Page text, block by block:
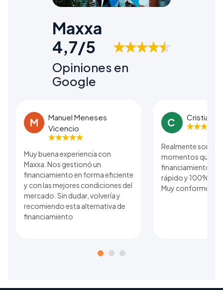
Maxxa
4,7/5
Opiniones en
Google
M
Manuel Meneses
Vicencio
Muy buena experiencia con
Maxxa. Nos gestionó un
financiamiento en forma eficiente
y con las mejores condiciones del
mercado. Sin dudar, volvería y
recomiendo esta alternativa de
financiamiento
C Cristian
Realmente son
momentos que se
financiamiento. El
rápido y 100%
Muy conforme